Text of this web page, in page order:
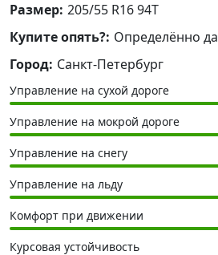
Размер: 205/55 R16 94T
Купите опять?: Определённо да
Город: Санкт-Петербург
Управление на сухой дороге
Управление на мокрой дороге
Управление на снегу
Управление на льду
Комфорт при движении
Курсовая устойчивость